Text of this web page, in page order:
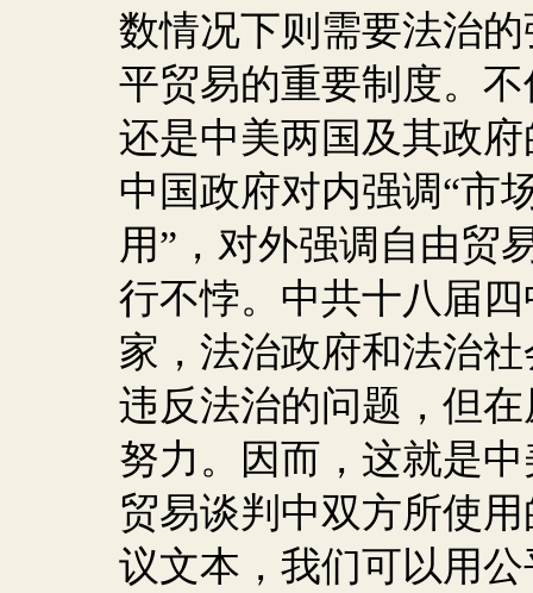
数情况下则需要法治
平贸易的重要制度。
还是中美两国及其政
中国政府对内强调“市
用”，对外强调自由贸
行不悖。中共十八届
家，法治政府和法治
违反法治的问题，但
努力。因而，这就是
贸易谈判中双方所使
议文本，我们可以用